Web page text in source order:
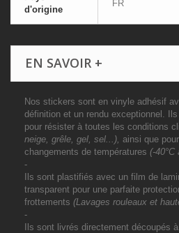
d'origine
FR
EN SAVOIR +
Nos stickers sont en vinyle adhésif
définition et un rendu exceptionnel.
pour résister à toutes les conditions
neige, grêle, gel, sel...), ainsi que
changements de températures (-40°C
-
Ils sont plastifiés avec un film de
transparent pour une parfaite
frottements (Lavages rouleaux et
-
Ils sont livrés directement découpés